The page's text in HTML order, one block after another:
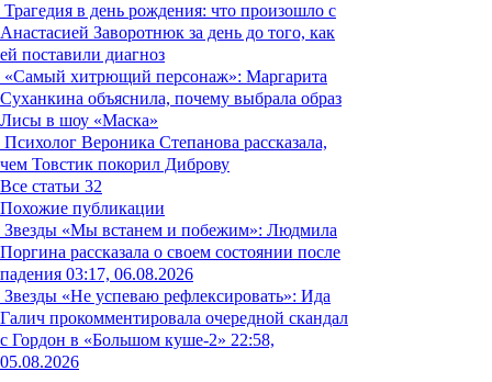
Трагедия в день рождения: что произошло с
Анастасией Заворотнюк за день до того, как
ей поставили диагноз
«Самый хитрющий персонаж»: Маргарита
Суханкина объяснила, почему выбрала образ
Лисы в шоу «Маска»
Психолог Вероника Степанова рассказала,
чем Товстик покорил Диброву
Все статьи 32
Похожие публикации
Звезды «Мы встанем и побежим»: Людмила
Поргина рассказала о своем состоянии после
падения 03:17, 06.08.2026
Звезды «Не успеваю рефлексировать»: Ида
Галич прокомментировала очередной скандал
с Гордон в «Большом куше-2» 22:58,
05.08.2026